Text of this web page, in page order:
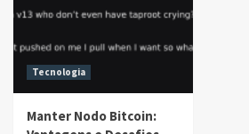
Tecnologia
Manter Nodo Bitcoin: